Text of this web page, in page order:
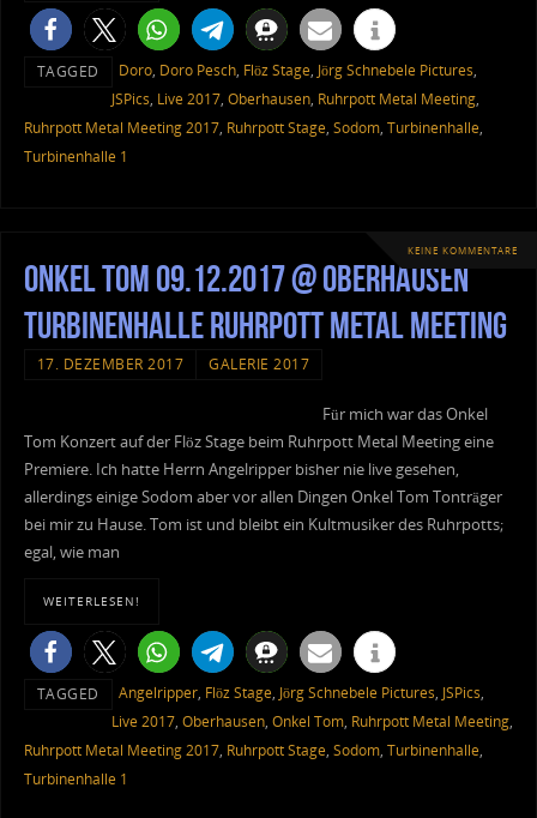
TAGGED Doro, Doro Pesch, Flöz Stage, Jörg Schnebele Pictures,
JSPics, Live 2017, Oberhausen, Ruhrpott Metal Meeting,
Ruhrpott Metal Meeting 2017, Ruhrpott Stage, Sodom, Turbinenhalle,
Turbinenhalle 1
KEINE KOMMENTARE
Onkel Tom 09.12.2017 @ Oberhausen
Turbinenhalle Ruhrpott Metal Meeting
17. DEZEMBER 2017 GALERIE 2017
Für mich war das Onkel
Tom Konzert auf der Flöz Stage beim Ruhrpott Metal Meeting eine
Premiere. Ich hatte Herrn Angelripper bisher nie live gesehen,
allerdings einige Sodom aber vor allen Dingen Onkel Tom Tonträger
bei mir zu Hause. Tom ist und bleibt ein Kultmusiker des Ruhrpotts;
egal, wie man
WEITERLESEN!
TAGGED Angelripper, Flöz Stage, Jörg Schnebele Pictures, JSPics,
Live 2017, Oberhausen, Onkel Tom, Ruhrpott Metal Meeting,
Ruhrpott Metal Meeting 2017, Ruhrpott Stage, Sodom, Turbinenhalle,
Turbinenhalle 1